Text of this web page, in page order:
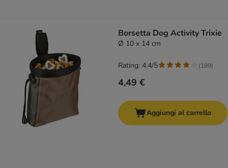
Borsetta Dog Activity Trixie
Ø 10 x 14 cm
4,49 €
Rating: 4.4/5 (199)
Aggiungi al carrello